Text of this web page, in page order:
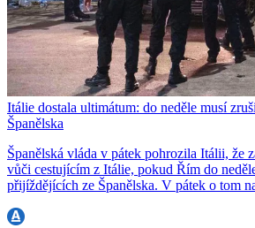
Itálie dostala ultimátum: do neděle musí
Španělska
Španělská vláda v pátek pohrozila Itálii, že
vůči cestujícím z Itálie, pokud Řím do
přijíždějících ze Španělska. V pátek o tom